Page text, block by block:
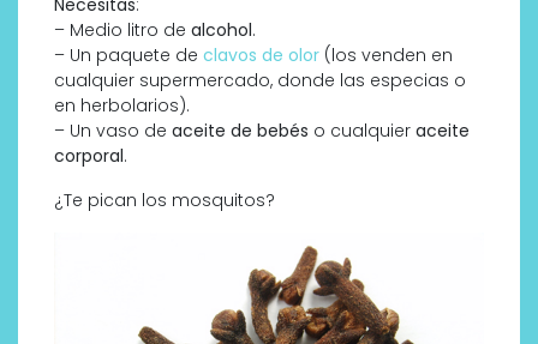
– Medio litro de alcohol.
– Un paquete de clavos de olor (los venden en
cualquier supermercado, donde las especias o
en herbolarios).
– Un vaso de aceite de bebés o cualquier aceite
corporal.
¿Te pican los mosquitos?